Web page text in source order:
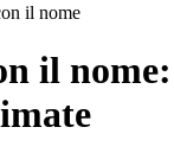
il nome
il